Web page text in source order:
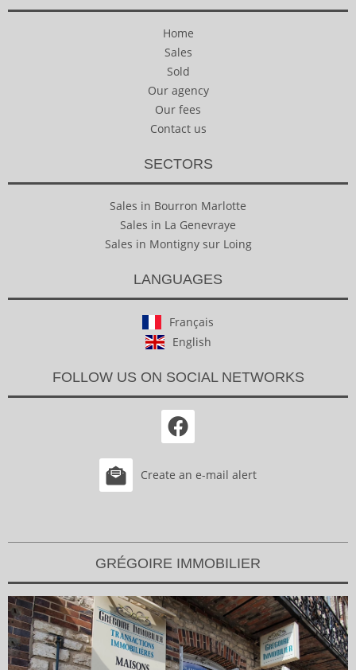
Home
Sales
Sold
Our agency
Our fees
Contact us
SECTORS
Sales in Bourron Marlotte
Sales in La Genevraye
Sales in Montigny sur Loing
LANGUAGES
Français
English
FOLLOW US ON SOCIAL NETWORKS
Create an e-mail alert
GRÉGOIRE IMMOBILIER